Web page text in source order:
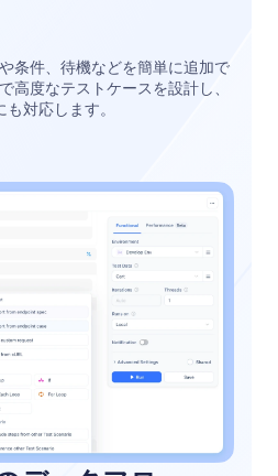
条件、待機などを簡単に追加で
高度なテストケースを設計し、
対応します。